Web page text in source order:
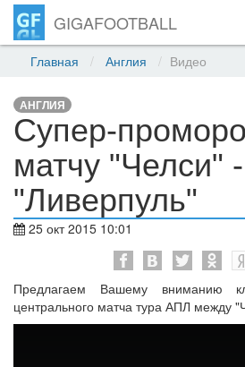
GIGAFOOTBALL
Главная Англия Видео
АНГЛИЯ
Супер-
матчу "Челси" -
"Ливерпуль"
25 окт 2015 10:01
Предлагаем Вашему вниманию
центрального матча тура АПЛ между